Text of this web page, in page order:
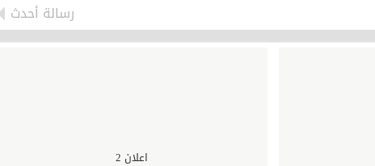
رسالة أحدث
اعلان 2